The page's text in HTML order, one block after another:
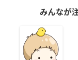
みんなが